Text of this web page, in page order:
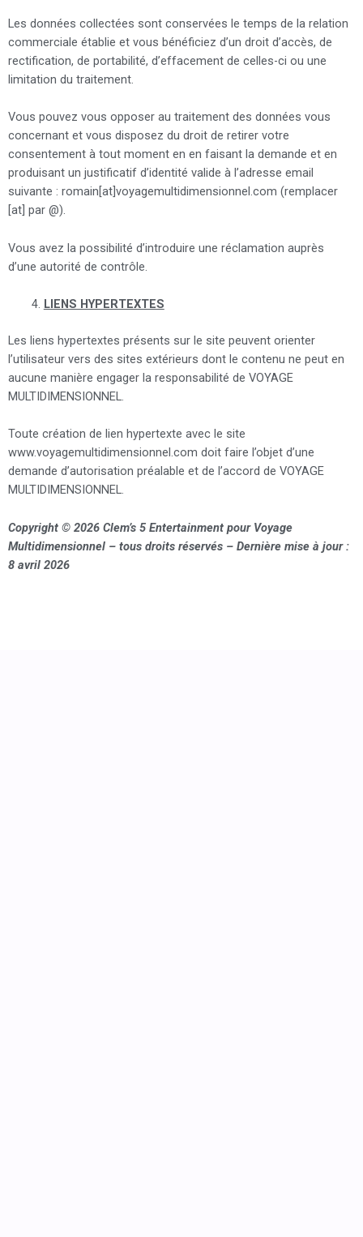
Les données collectées sont conservées le temps de la relation
commerciale établie et vous bénéficiez d’un droit d’accès, de
rectification, de portabilité, d’effacement de celles-ci ou une
limitation du traitement.
Vous pouvez vous opposer au traitement des données vous
concernant et vous disposez du droit de retirer votre
consentement à tout moment en en faisant la demande et en
produisant un justificatif d’identité valide à l’adresse email
suivante : romain[at]voyagemultidimensionnel.com (remplacer
[at] par @).
Vous avez la possibilité d’introduire une réclamation auprès
d’une autorité de contrôle.
LIENS HYPERTEXTES
Les liens hypertextes présents sur le site peuvent orienter
l’utilisateur vers des sites extérieurs dont le contenu ne peut en
aucune manière engager la responsabilité de VOYAGE
MULTIDIMENSIONNEL.
Toute création de lien hypertexte avec le site
www.voyagemultidimensionnel.com doit faire l’objet d’une
demande d’autorisation préalable et de l’accord de VOYAGE
MULTIDIMENSIONNEL.
Copyright © 2026 Clem’s 5 Entertainment pour Voyage
Multidimensionnel – tous droits réservés – Dernière mise à jour :
8 avril 2026